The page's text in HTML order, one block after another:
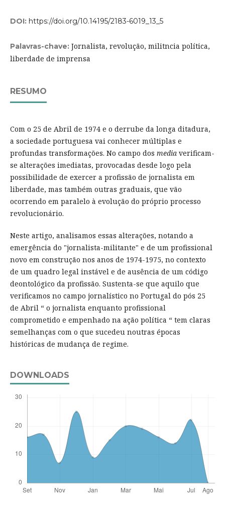
DOI: https://doi.org/10.14195/2183-6019_13_5
Palavras-chave: Jornalista, revolução, militncia política,
liberdade de imprensa
RESUMO
Com o 25 de Abril de 1974 e o derrube da longa ditadura,
a sociedade portuguesa vai conhecer múltiplas e
profundas transformações. No campo dos mediaverificam-
se alterações imediatas, provocadas desde logo pela
possibilidade de exercer a profissão de jornalista em
liberdade, mas também outras graduais, que vão
ocorrendo em paralelo à evolução do próprio processo
revolucionário.
Neste artigo, analisamos essas alterações, notando a
emergência do "jornalista-militante" e de um profissional
novo em construção nos anos de 1974-1975, no contexto
de um quadro legal instável e de ausência de um código
deontológico da profissão. Sustenta-se que aquilo que
verificamos no campo jornalístico no Portugal do pós 25
de Abril “ o jornalista enquanto profissional
comprometido e empenhado na ação política “ tem claras
semelhanças com o que sucedeu noutras épocas
históricas de mudança de regime.
DOWNLOADS